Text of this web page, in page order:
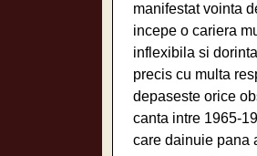
manifestat vointa
incepe o cariera
inflexibila si
precis cu multa
depaseste orice
canta intre 1965-
care dainuie pana